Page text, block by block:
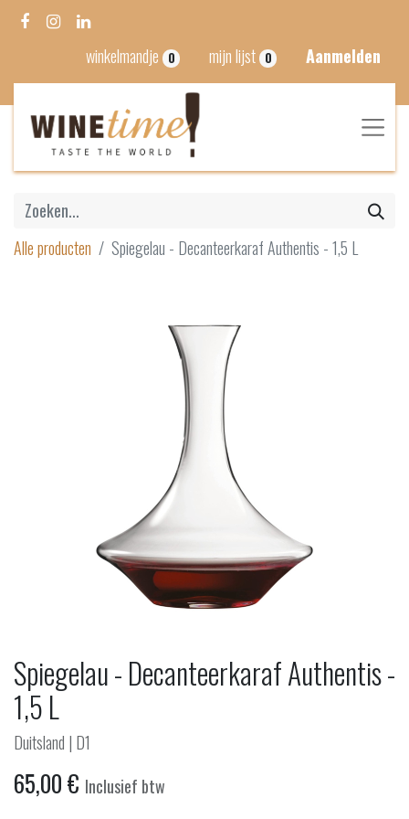
winkelmandje 0 mijn lijst 0 Aanmelden
Alle producten Spiegelau - Decanteerkaraf Authentis - 1,5 L
Spiegelau - Decanteerkaraf Authentis -
1,5 L
Duitsland | D1
65,00€ Inclusief btw